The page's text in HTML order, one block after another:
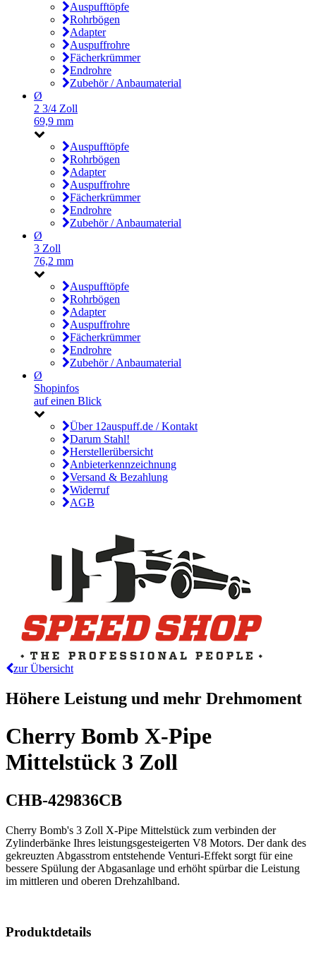
Auspufftöpfe
Rohrbögen
Adapter
Auspuffrohre
Fächerkrümmer
Endrohre
Zubehör / Anbaumaterial
Ø
2 3/4 Zoll
69,9 mm
Auspufftöpfe
Rohrbögen
Adapter
Auspuffrohre
Fächerkrümmer
Endrohre
Zubehör / Anbaumaterial
Ø
3 Zoll
76,2 mm
Auspufftöpfe
Rohrbögen
Adapter
Auspuffrohre
Fächerkrümmer
Endrohre
Zubehör / Anbaumaterial
Ø
Shopinfos
auf einen Blick
Über 12auspuff.de / Kontakt
Darum Stahl!
Herstellerübersicht
Anbieterkennzeichnung
Versand & Bezahlung
Widerruf
AGB
zur Übersicht
Höhere Leistung und mehr Drehmoment
Cherry Bomb X-Pipe
Mittelstück 3 Zoll
CHB-429836CB
Cherry Bomb's 3 Zoll X-Pipe Mittelstück zum verbinden der
Zylinderbänke Ihres leistungsgesteigerten V8 Motors. Der dank des
gekreuzten Abgasstrom entstehende Venturi-Effekt sorgt für eine
bessere Spülung der Abgasanlage und erhöht spürbar die Leistung
im mittleren und oberen Drehzahlband.
Produktdetails